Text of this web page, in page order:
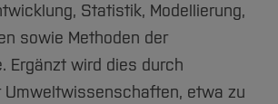
Statistik, Modellierung,
sowie Methoden der
Ergänzt wird dies durch
Umweltwissenschaften, etwa zu